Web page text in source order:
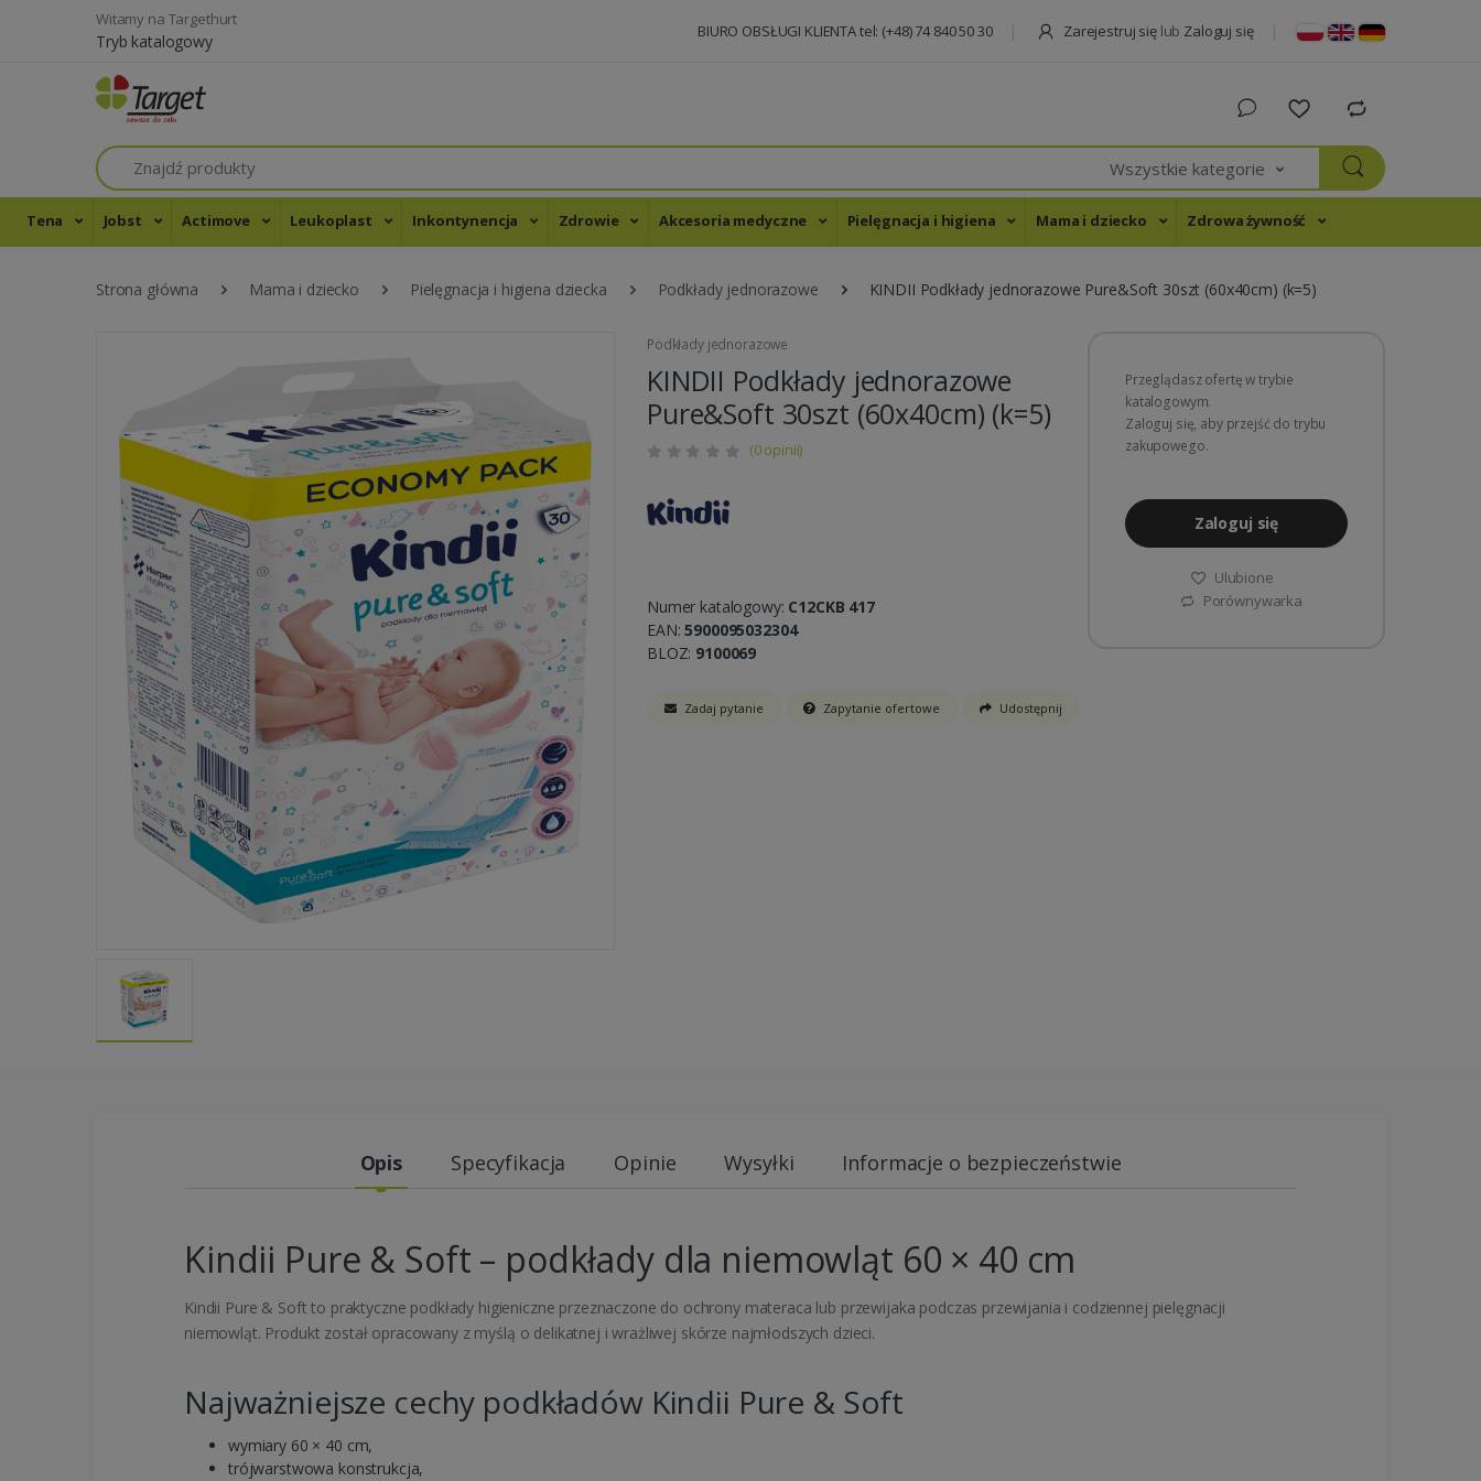
Witamy na Targethurt
Tryb katalogowy BIURO OBSŁUGI KLIENTA tel: (+48) 74 840 50 30 Zarejestruj się lub Zaloguj się
Szukaj
Wszystkie kategorie
Tena Jobst Actimove Leukoplast Inkontynencja Zdrowie Akcesoria medyczne Pielęgnacja i higiena Mama i dziecko Zdrowa żywność
Strona główna Mama i dziecko Pielęgnacja i higiena dziecka Podkłady jednorazowe KINDII Podkłady jednorazowe Pure&Soft 30szt (60x40cm) (k=5)
Podkłady jednorazowe
KINDII Podkłady jednorazowe
Pure&Soft 30szt (60x40cm) (k=5)
(0 opinii)
Numer katalogowy: C12CKB 417
EAN:5900095032304
BLOZ: 9100069
Zadaj pytanie Zapytanie ofertowe Udostępnij
Przeglądasz ofertę w trybie
katalogowym.
Zaloguj się, aby przejść do trybu
zakupowego.
Zaloguj się
Ulubione
Porównywarka
Opis Specyfikacja Opinie Wysyłki Informacje o bezpieczeństwie
Kindii Pure & Soft – podkłady dla niemowląt 60 × 40 cm
Kindii Pure & Soft to praktyczne podkłady higieniczne przeznaczone do ochrony materaca lub przewijaka podczas przewijania i codziennej pielęgnacji
niemowląt. Produkt został opracowany z myślą o delikatnej i wrażliwej skórze najmłodszych dzieci.
Najważniejsze cechy podkładów Kindii Pure & Soft
wymiary 60 × 40 cm,
trójwarstwowa konstrukcja,